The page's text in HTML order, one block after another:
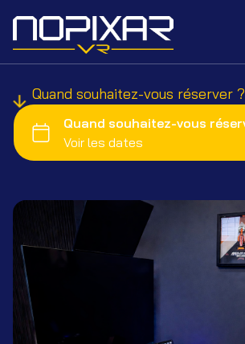
Quand souhaitez-vous réserver ?